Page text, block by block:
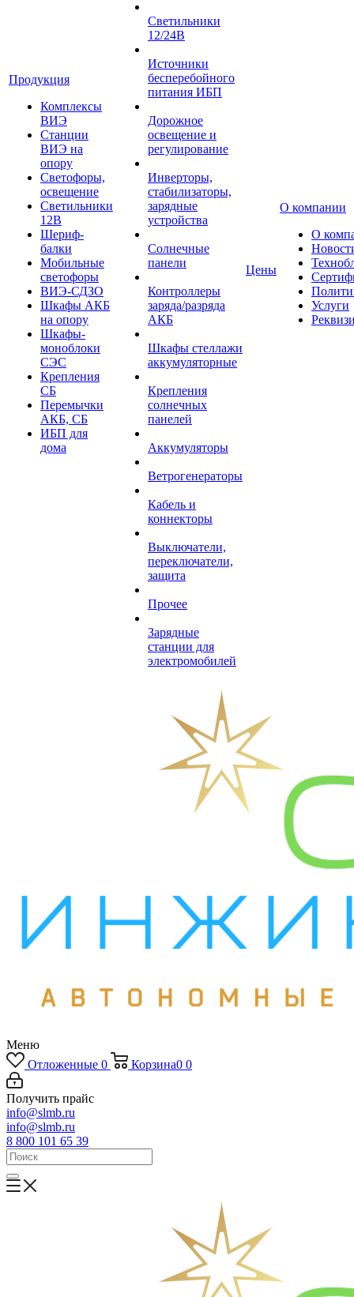
Продукция
Комплексы
ВИЭ
Станции
ВИЭ на
опору
Светофоры,
освещение
Светильники
12В
Шериф-
балки
Мобильные
светофоры
ВИЭ-СДЗО
Шкафы АКБ
на опору
Шкафы-
моноблоки
СЭС
Крепления
СБ
Перемычки
АКБ, СБ
ИБП для
дома
Светильники
12/24В
Источники
бесперебойного
питания ИБП
Дорожное
освещение и
регулирование
Инверторы,
стабилизаторы,
зарядные
устройства
Солнечные
панели
Контроллеры
заряда/разряда
АКБ
Шкафы стеллажи
аккумуляторные
Крепления
солнечных
панелей
Аккумуляторы
Ветрогенераторы
Кабель и
коннекторы
Выключатели,
переключатели,
защита
Прочее
Зарядные
станции для
электромобилей
Цены
О компании
О
Услуги
Меню
Отложенные 0 Корзина0 0
Получить прайс
info@slmb.ru
info@slmb.ru
8 800 101 65 39